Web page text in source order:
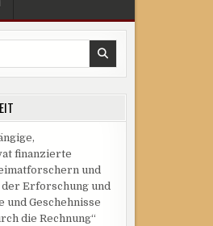
finanzierte
und
Erforschung und
Geschehnisse
die Rechnung“